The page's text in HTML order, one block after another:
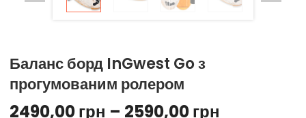
Баланс борд InGwest Go з
прогумованим ролером
2490,00грн – 2590,00грн